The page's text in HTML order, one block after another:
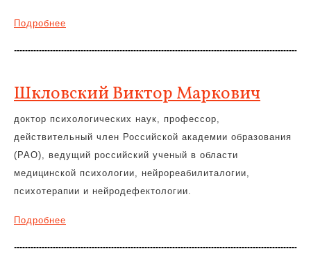
Подробнее
Шкловский Виктор Маркович
доктор психологических наук, профессор,
действительный член Российской академии образования
(РАО), ведущий российский ученый в области
медицинской психологии, нейрореабилиталогии,
психотерапии и нейродефектологии.
Подробнее